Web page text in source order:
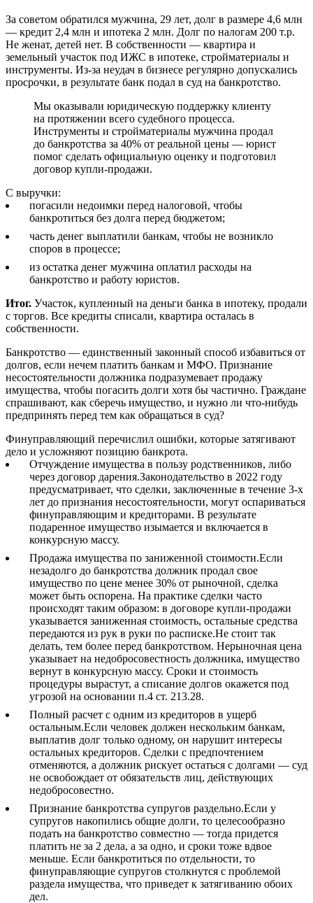
За советом обратился мужчина, 29 лет, долг в размере 4,6 млн
— кредит 2,4 млн и ипотека 2 млн. Долг по налогам 200 т.р.
Не женат, детей нет. В собственности — квартира и
земельный участок под ИЖС в ипотеке, стройматериалы и
инструменты. Из-за неудач в бизнесе регулярно допускались
просрочки, в результате банк подал в суд на банкротство.
Мы оказывали юридическую поддержку клиенту
на протяжении всего судебного процесса.
Инструменты и стройматериалы мужчина продал
до банкротства за 40% от реальной цены — юрист
помог сделать официальную оценку и подготовил
договор купли-продажи.
С выручки:
погасили недоимки перед налоговой, чтобы
банкротиться без долга перед бюджетом;
часть денег выплатили банкам, чтобы не возникло
споров в процессе;
из остатка денег мужчина оплатил расходы на
банкротство и работу юристов.
Итог. Участок, купленный на деньги банка в ипотеку, продали
с торгов. Все кредиты списали, квартира осталась в
собственности.
Банкротство — единственный законный способ избавиться от
долгов, если нечем платить банкам и МФО. Признание
несостоятельности должника подразумевает продажу
имущества, чтобы погасить долги хотя бы частично. Граждане
спрашивают, как сберечь имущество, и нужно ли что-нибудь
предпринять перед тем как обращаться в суд?
Финуправляющий перечислил ошибки, которые затягивают
дело и усложняют позицию банкрота.
Отчуждение имущества в пользу родственников, либо
через договор дарения.Законодательство в 2022 году
предусматривает, что сделки, заключенные в течение 3-х
лет до признания несостоятельности, могут оспариваться
финуправляющим и кредиторами. В результате
подаренное имущество изымается и включается в
конкурсную массу.
Продажа имущества по заниженной стоимости.Если
незадолго до банкротства должник продал свое
имущество по цене менее 30% от рыночной, сделка
может быть оспорена. На практике сделки часто
происходят таким образом: в договоре купли-продажи
указывается заниженная стоимость, остальные средства
передаются из рук в руки по расписке.Не стоит так
делать, тем более перед банкротством. Нерыночная цена
указывает на недобросовестность должника, имущество
вернут в конкурсную массу. Сроки и стоимость
процедуры вырастут, а списание долгов окажется под
угрозой на основании п.4 ст. 213.28.
Полный расчет с одним из кредиторов в ущерб
остальным.Если человек должен нескольким банкам,
выплатив долг только одному, он нарушит интересы
остальных кредиторов. Сделки с предпочтением
отменяются, а должник рискует остаться с долгами — суд
не освобождает от обязательств лиц, действующих
недобросовестно.
Признание банкротства супругов раздельно.Если у
супругов накопились общие долги, то целесообразно
подать на банкротство совместно — тогда придется
платить не за 2 дела, а за одно, и сроки тоже вдвое
меньше. Если банкротиться по отдельности, то
финуправляющие супругов столкнутся с проблемой
раздела имущества, что приведет к затягиванию обоих
дел.